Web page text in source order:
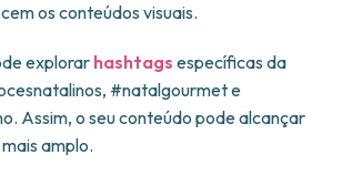
os conteúdos visuais.
explorar hashtags específicas da
#natalgourmet e
Assim, o seu conteúdo pode alcançar
amplo.